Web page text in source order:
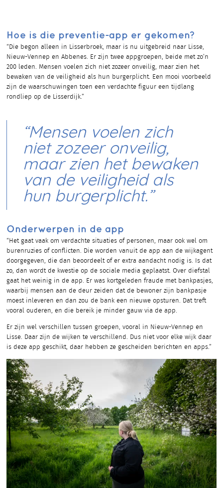
Hoe is die preventie-app er gekomen?
“Die begon alleen in Lisserbroek, maar is nu uitgebreid naar Lisse,
Nieuw-Vennep en Abbenes. Er zijn twee appgroepen, beide met zo’n
200 leden. Mensen voelen zich niet zozeer onveilig, maar zien het
bewaken van de veiligheid als hun burgerplicht. Een mooi voorbeeld
zijn de waarschuwingen toen een verdachte figuur een tijdlang
rondliep op de Lisserdijk.”
“Mensen voelen zich
niet zozeer onveilig,
maar zien het bewaken
van de veiligheid als
hun burgerplicht.”
Onderwerpen in de app
“Het gaat vaak om verdachte situaties of personen, maar ook wel om
burenruzies of conflicten. Die worden vanuit de app aan de wijkagent
doorgegeven, die dan beoordeelt of er extra aandacht nodig is. Is dat
zo, dan wordt de kwestie op de sociale media geplaatst. Over diefstal
gaat het weinig in de app. Er was kortgeleden fraude met bankpasjes,
waarbij mensen aan de deur zeiden dat de bewoner zijn bankpasje
moest inleveren en dan zou de bank een nieuwe opsturen. Dat treft
vooral ouderen, en die bereik je minder gauw via de app.
Er zijn wel verschillen tussen groepen, vooral in Nieuw-Vennep en
Lisse. Daar zijn de wijken te verschillend. Dus niet voor elke wijk daar
is deze app geschikt, daar hebben ze gescheiden berichten en apps.”